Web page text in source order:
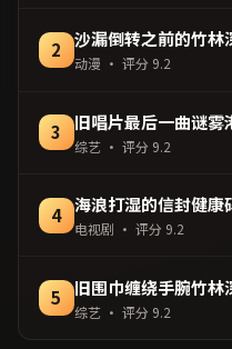
2 沙漏倒转之前的竹林
动漫 · 评分 9.2
3 旧唱片最后一曲谜雾
综艺 · 评分 9.2
4 海浪打湿的信封健康
电视剧 · 评分 9.2
5 旧围巾缠绕手腕竹林
综艺· 评分 9.2